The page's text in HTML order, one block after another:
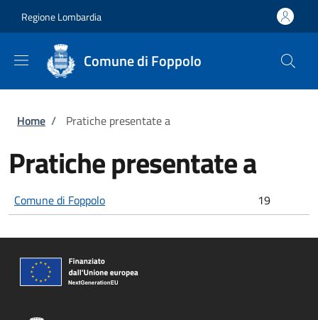
Regione Lombardia
Comune di Foppolo
Briciole di pane
Home / Pratiche presentate a
Pratiche presentate a
Comune di Foppolo 19